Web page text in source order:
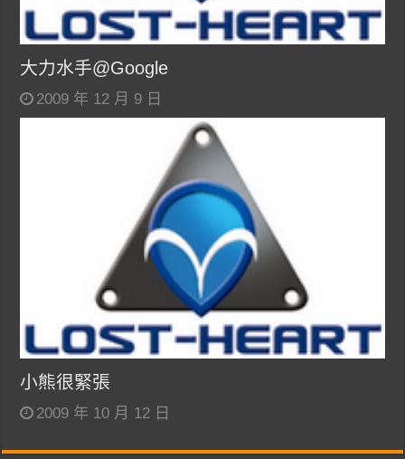
大力水手@Google
2009 年 12 月 9 日
小熊很緊張
2009 年 10 月 12 日